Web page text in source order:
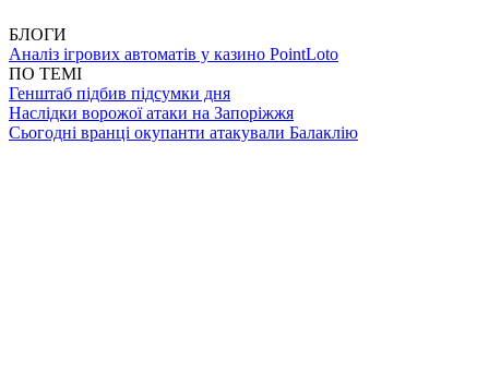
БЛОГИ
Аналіз ігрових автоматів у казино PointLoto
ПО ТЕМІ
Генштаб підбив підсумки дня
Наслідки ворожої атаки на Запоріжжя
Сьогодні вранці окупанти атакували Балаклію